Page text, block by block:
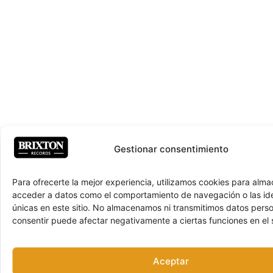
Gestionar consentimiento
Para ofrecerte la mejor experiencia, utilizamos cookies para
acceder a datos como el comportamiento de navegación o las
únicas en este sitio. No almacenamos ni transmitimos datos
consentir puede afectar negativamente a ciertas funciones en el
Aceptar